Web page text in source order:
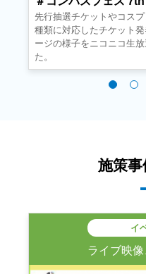
先行抽選チケットやコス
種類に対応したチケット
ージの様子をニコニコ生
た。
施策
イ
ライブ映